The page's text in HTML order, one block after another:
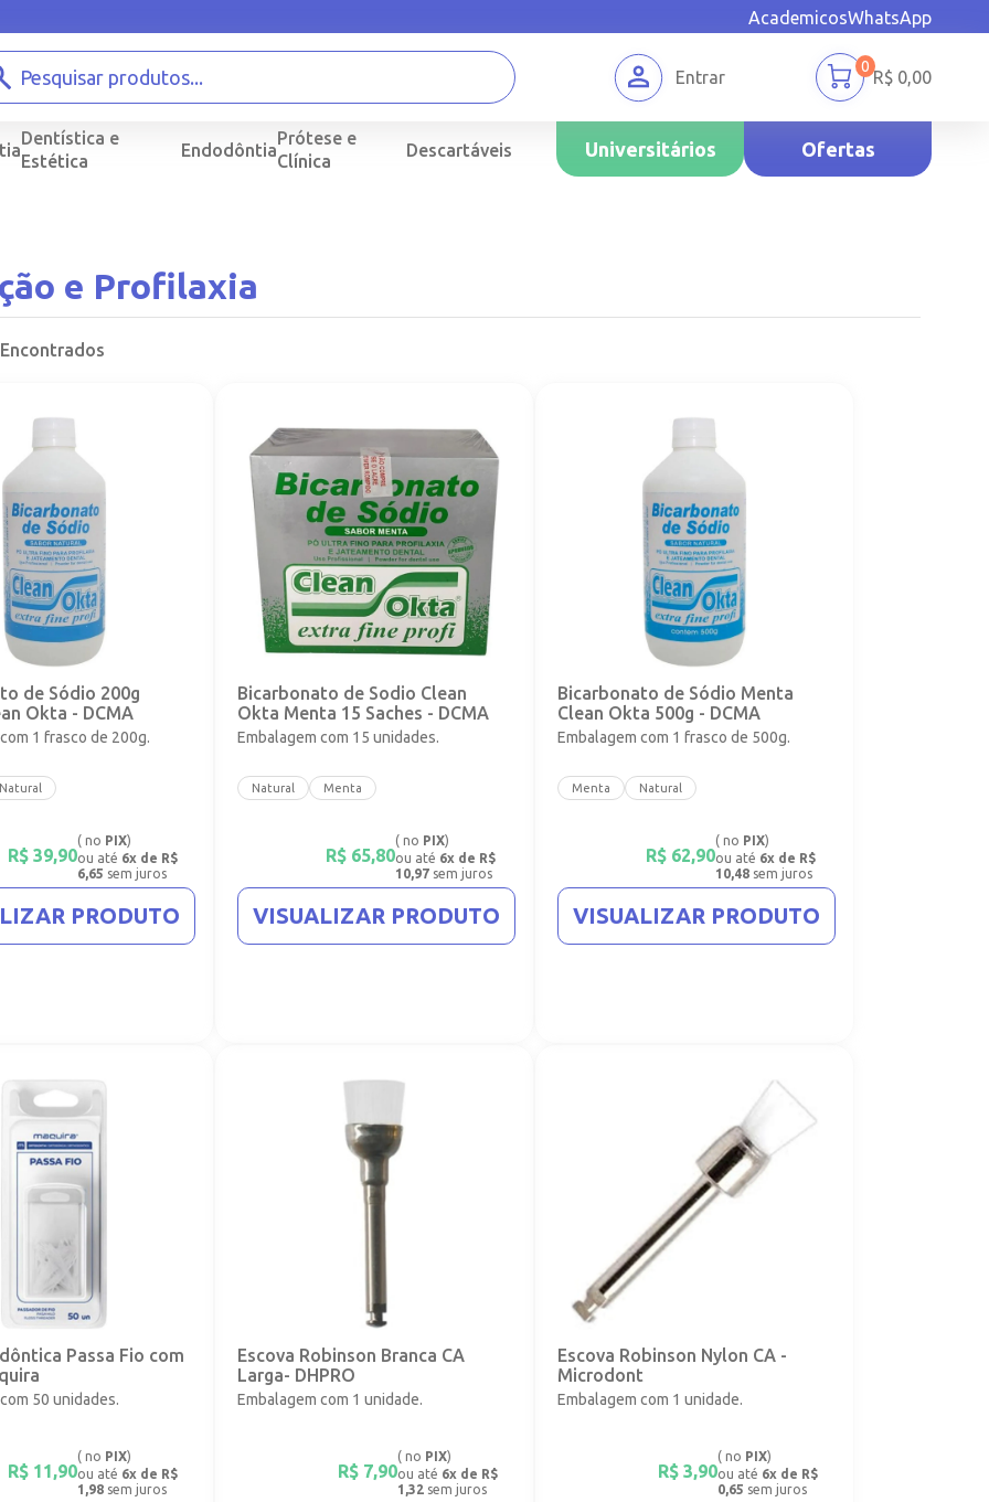
AcademicosWhatsApp
Entrar R$0,00
0
Dentística e
Estética
Endodôntia
Prótese e
Clínica
Descartáveis Universitários Ofertas
e Profilaxia
de Sódio 200g
Okta - DCMA
1 frasco de 200g.
Natural
R$ 39,90
( no PIX)
ou até 6x de R$
6,65 sem juros
PRODUTO
Bicarbonato de Sodio Clean
Okta Menta 15 Saches - DCMA
Embalagem com 15 unidades.
Natural Menta
R$ 65,80
( no PIX)
ou até 6x de R$
10,97 sem juros
VISUALIZAR PRODUTO
Bicarbonato de Sódio Menta
Clean Okta 500g - DCMA
Embalagem com 1 frasco de 500g.
Menta Natural
R$ 62,90
( no PIX)
ou até 6x de R$
10,48 sem juros
VISUALIZAR PRODUTO
Passa Fio com
50 unidades.
R$ 11,90
( no PIX)
ou até 6x de R$
1,98 sem juros
Escova Robinson Branca CA
Larga- DHPRO
Embalagem com 1 unidade.
R$ 7,90
( no PIX)
ou até 6x de R$
1,32 sem juros
Escova Robinson Nylon CA -
Microdont
Embalagem com 1 unidade.
R$ 3,90
( no PIX)
ou até 6x de R$
0,65 sem juros